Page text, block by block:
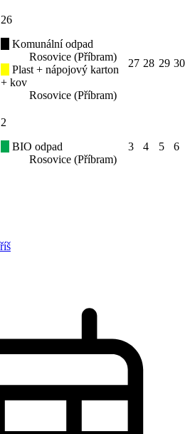
26
Komunální odpad
Rosovice (Příbram)
Plast + nápojový karton
+ kov
Rosovice (Příbram)
27 28 29 30
2
BIO odpad
Rosovice (Příbram)
3 4 5 6